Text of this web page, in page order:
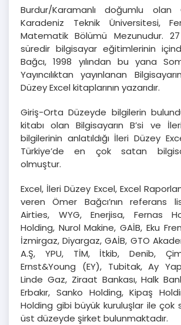
Burdur/Karamanlı doğumlu olan
Karadeniz Teknik Üniversitesi,
Matematik Bölümü Mezunudur. 27
süredir bilgisayar eğitimlerinin
Bağcı, 1998 yılından bu yana
Yayıncılıktan yayınlanan
Düzey Excel kitaplarının yazarıdır.
Giriş-Orta Düzeyde bilgilerin
kitabı olan Bilgisayarın B’si ve
bilgilerinin anlatıldığı İleri Düzey
Türkiye’de en çok satan
olmuştur.
Excel, İleri Düzey Excel, Excel
veren Ömer Bağcı’nın referans
Airties, WYG, Enerjisa, Fernas
Holding, Nurol Makine, GAİB, Eku
İzmirgaz, Diyargaz, GAİB, GTO
A.Ş, YPU, TİM, İtkib, Denib,
Ernst&Young (EY), Tubitak, Ay
Linde Gaz, Ziraat Bankası, Halk
Erbakır, Sanko Holding, Kipaş
Holding gibi büyük kuruluşlar ile çok
üst düzeyde şirket bulunmaktadır.